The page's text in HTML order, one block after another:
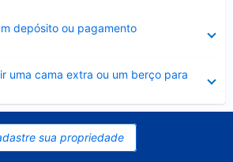
depósito ou pagamento
uma cama extra ou um berço para
sua propriedade